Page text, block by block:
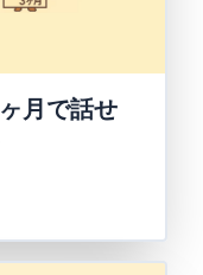
月で話せ